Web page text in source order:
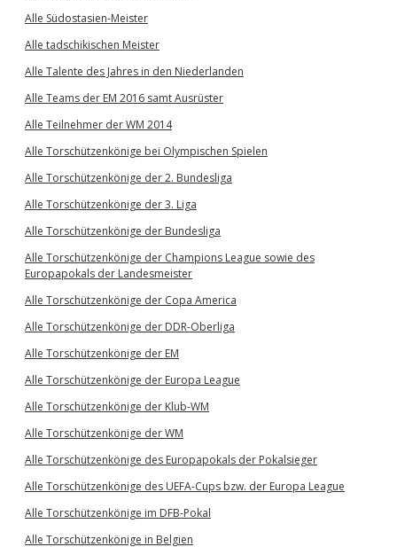
Alle Südostasien-Meister
Alle tadschikischen Meister
Alle Talente des Jahres in den Niederlanden
Alle Teams der EM 2016 samt Ausrüster
Alle Teilnehmer der WM 2014
Alle Torschützenkönige bei Olympischen Spielen
Alle Torschützenkönige der 2. Bundesliga
Alle Torschützenkönige der 3. Liga
Alle Torschützenkönige der Bundesliga
Alle Torschützenkönige der Champions League sowie des
Europapokals der Landesmeister
Alle Torschützenkönige der Copa America
Alle Torschützenkönige der DDR-Oberliga
Alle Torschützenkönige der EM
Alle Torschützenkönige der Europa League
Alle Torschützenkönige der Klub-WM
Alle Torschützenkönige der WM
Alle Torschützenkönige des Europapokals der Pokalsieger
Alle Torschützenkönige des UEFA-Cups bzw. der Europa League
Alle Torschützenkönige im DFB-Pokal
Alle Torschützenkönige in Belgien